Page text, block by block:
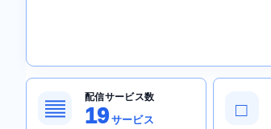
▤
配信サービス数
19サービス □